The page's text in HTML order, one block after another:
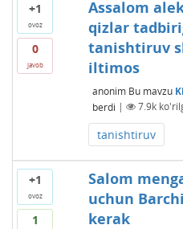
+1
ovoz
0
javob
Assalom
qizlar
tanishtiruv
iltimos
anonim Bu mavzu
berdi | 7.9k
tanishtiruv
+1
ovoz
1
Salom
uchun
kerak